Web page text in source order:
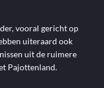
vooral gericht op
uiteraard ook
uit de ruimere
Pajottenland.